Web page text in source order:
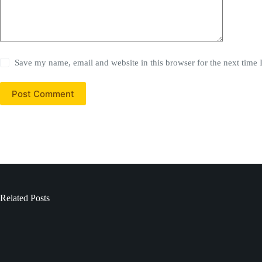
Save my name, email and website in this browser for the next time
Post Comment
Related Posts